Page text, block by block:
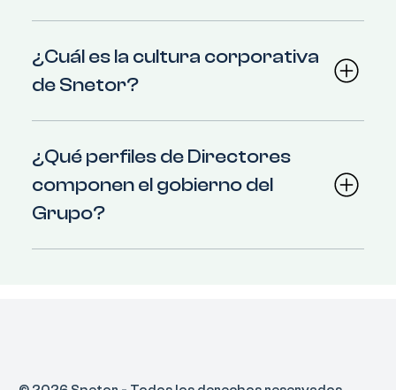
¿Cuál es la cultura corporativa
de Snetor?
¿Qué perfiles de Directores
componen el gobierno del
Grupo?